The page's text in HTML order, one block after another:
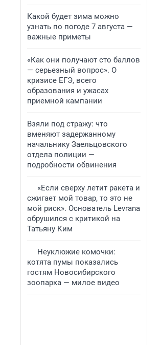
Какой будет зима можно
узнать по погоде 7 августа —
важные приметы
«Как они получают сто баллов
— серьезный вопрос». О
кризисе ЕГЭ, всего
образования и ужасах
приемной кампании
Взяли под стражу: что
вменяют задержанному
начальнику Заельцовского
отдела полиции —
подробности обвинения
«Если сверху летит ракета и
сжигает мой товар, то это не
мой риск». Основатель Levrana
обрушился с критикой на
Татьяну Ким
Неуклюжие комочки:
котята пумы показались
гостям Новосибирского
зоопарка — милое видео